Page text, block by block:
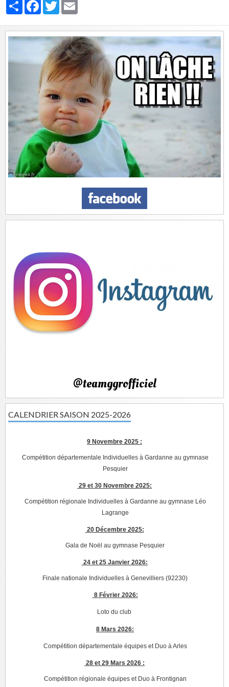
@teamggrofficiel
CALENDRIER SAISON 2025-2026
9 Novembre 2025 :
Compétition départementale Individuelles à Gardanne au gymnase
Pesquier
29 et 30 Novembre 2025:
Compétition régionale Individuelles à Gardanne au gymnase Léo
Lagrange
20 Décembre 2025:
Gala de Noël au gymnase Pesquier
24 et 25 Janvier 2026:
Finale nationale Individuelles à Genevilliers (92230)
8 Février 2026:
Loto du club
8 Mars 2026:
Compétition départementale équipes et Duo à Arles
28 et 29 Mars 2026 :
Compétition régionale équipes et Duo à Frontignan